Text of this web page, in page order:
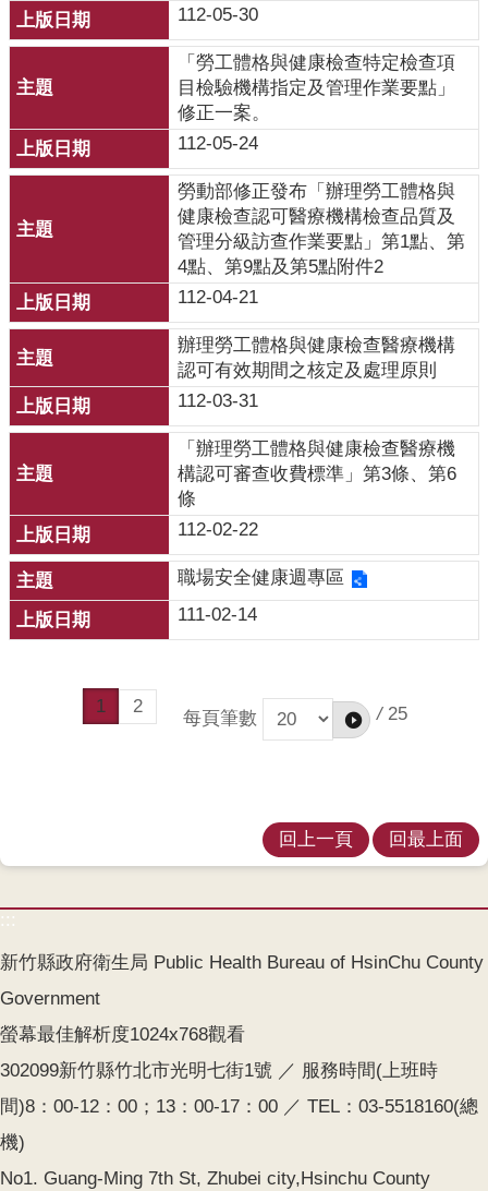
隱
權
安
全
站
資
料
開
放
宣
告
112-05-30
「勞工體格與健康檢查特定檢查項
目檢驗機構指定及管理作業要點」
修正一案。
112-05-24
勞動部修正發布「辦理勞工體格與
健康檢查認可醫療機構檢查品質及
管理分級訪查作業要點」第1點、第
4點、第9點及第5點附件2
112-04-21
辦理勞工體格與健康檢查醫療機構
認可有效期間之核定及處理原則
112-03-31
「辦理勞工體格與健康檢查醫療機
構認可審查收費標準」第3條、第6
條
112-02-22
職場安全健康週專區
111-02-14
1 2
每頁筆數 / 25
回上一頁 回最上面
:::
新竹縣政府衛生局 Public Health Bureau of HsinChu County
Government
螢幕最佳解析度1024x768觀看
302099新竹縣竹北市光明七街1號 ／ 服務時間(上班時
間)8：00-12：00；13：00-17：00 ／ TEL：03-5518160(總
機)
No1. Guang-Ming 7th St, Zhubei city,Hsinchu County